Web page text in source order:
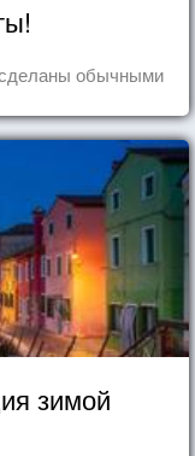
обычными
зимой